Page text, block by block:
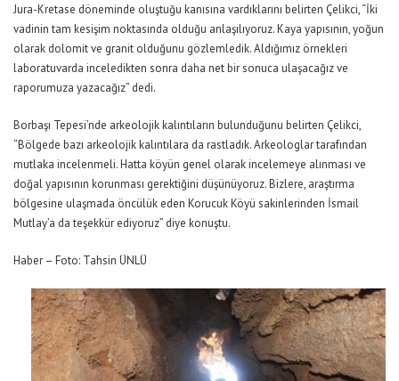
Jura-Kretase döneminde oluştuğu kanısına vardıklarını belirten Çelikci, “İki
vadinin tam kesişim noktasında olduğu anlaşılıyoruz. Kaya yapısının, yoğun
olarak dolomit ve granit olduğunu gözlemledik. Aldığımız örnekleri
laboratuvarda inceledikten sonra daha net bir sonuca ulaşacağız ve
raporumuza yazacağız” dedi.
Borbaşı Tepesi’nde arkeolojik kalıntıların bulunduğunu belirten Çelikci,
“Bölgede bazı arkeolojik kalıntılara da rastladık. Arkeologlar tarafından
mutlaka incelenmeli. Hatta köyün genel olarak incelemeye alınması ve
doğal yapısının korunması gerektiğini düşünüyoruz. Bizlere, araştırma
bölgesine ulaşmada öncülük eden Korucuk Köyü sakinlerinden İsmail
Mutlay’a da teşekkür ediyoruz” diye konuştu.
Haber – Foto: Tahsin ÜNLÜ